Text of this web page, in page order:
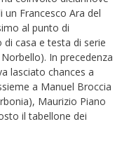
Francesco Ara del
al punto di
casa e testa di serie
In precedenza
lasciato chances a
a Manuel Broccia
Maurizio Piano
il tabellone dei